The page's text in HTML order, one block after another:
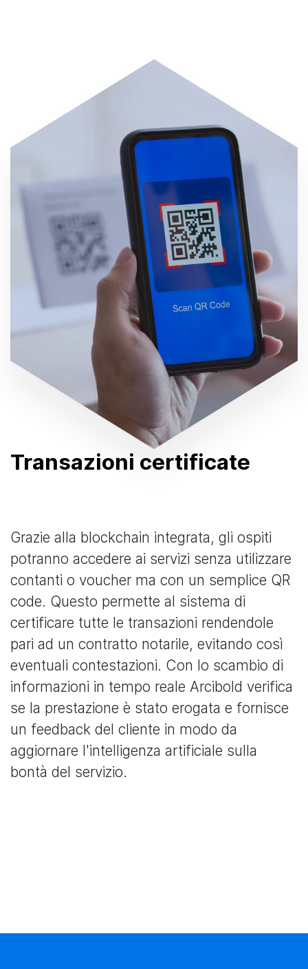
Transazioni certificate
Grazie alla blockchain integrata, gli ospiti
potranno accedere ai servizi senza utilizzare
contanti o voucher ma con un semplice QR
code. Questo permette al sistema di
certificare tutte le transazioni rendendole
pari ad un contratto notarile, evitando così
eventuali contestazioni. Con lo scambio di
informazioni in tempo reale Arcibold verifica
se la prestazione è stato erogata e fornisce
un feedback del cliente in modo da
aggiornare l'intelligenza artificiale sulla
bontà del servizio.